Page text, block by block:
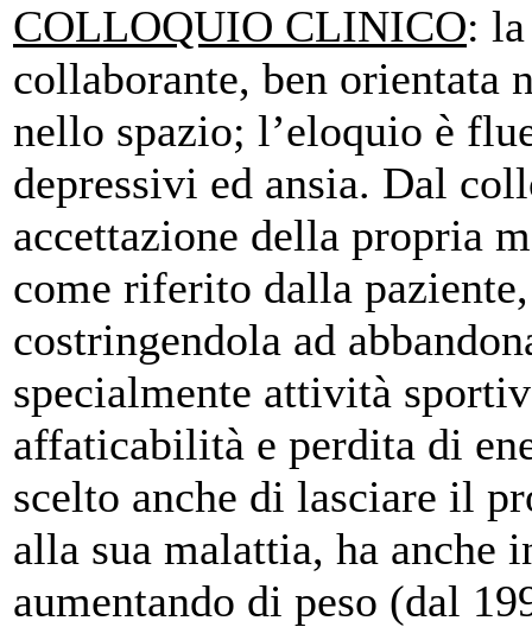
COLLOQUIO CLINICO:
collaborante, ben orientata
nello spazio; l’eloquio è
depressivi ed ansia. Dal
accettazione della propria
come riferito dalla
costringendola ad
specialmente attività
affaticabilità e perdita di
scelto anche di lasciare il
alla sua malattia, ha anche
aumentando di peso (dal